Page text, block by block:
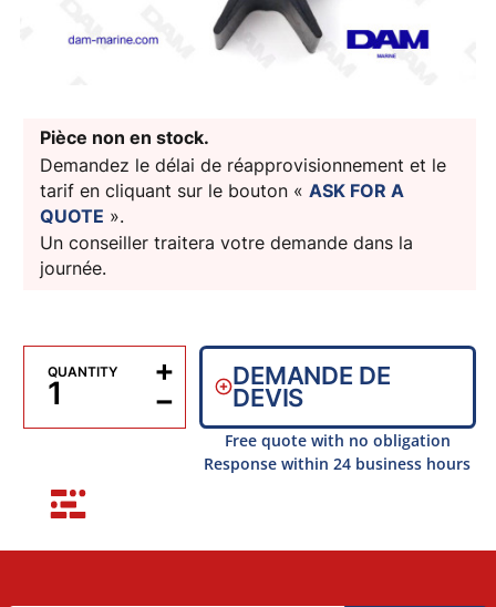
Pièce non en stock.
Demandez le délai de réapprovisionnement et le
tarif en cliquant sur le bouton « ASK FOR A
QUOTE ».
Un conseiller traitera votre demande dans la
journée.
QUANTITY
−
+ DEMANDE DE
DEVIS
Free quote with no obligation
Response within 24 business hours